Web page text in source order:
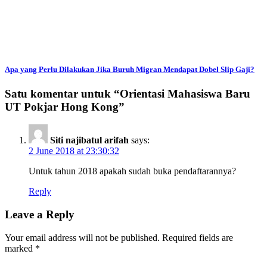
Apa yang Perlu Dilakukan Jika Buruh Migran Mendapat Dobel Slip Gaji?
Satu komentar untuk “Orientasi Mahasiswa Baru
UT Pokjar Hong Kong”
Siti najibatul arifah says:
2 June 2018 at 23:30:32
Untuk tahun 2018 apakah sudah buka pendaftarannya?
Reply
Leave a Reply
Your email address will not be published. Required fields are
marked *